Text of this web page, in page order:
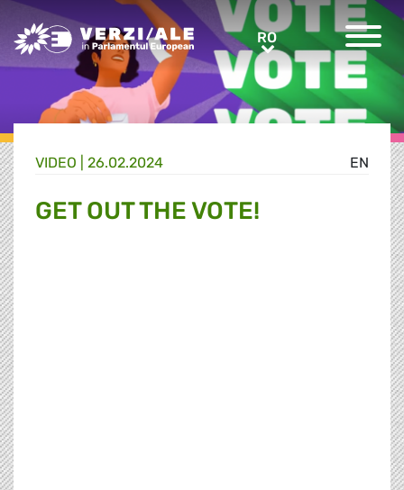
Greens/EFA Home RORO
EN
VIDEO | 26.02.2024
GET OUT THE VOTE!